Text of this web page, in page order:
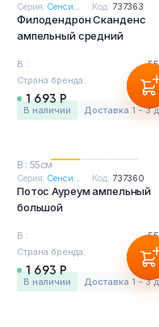
Серия: Сенси... Код: 737363
Филодендрон Сканденс
ампельный средний
В :
Страна бренда:
1 693 Р
в наличии Доставка 1 - 3
В : 55см
Серия: Сенси... Код: 737360
Потос Ауреум ампельный
большой
В :
Страна бренда:
1 693 Р
в наличии Доставка 1 - 3